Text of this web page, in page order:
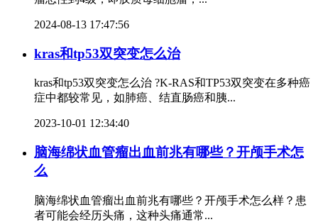
2024-08-13 17:47:56
kras和tp53双突变怎么治
kras和tp53双突变怎么治 ?K-RAS和TP53双突变在多种癌
症中都较常见，如肺癌、结直肠癌和胰...
2023-10-01 12:34:40
脑海绵状血管瘤出血前兆有哪些？开颅手术怎
么
脑海绵状血管瘤出血前兆有哪些？开颅手术怎么样？患
者可能会经历头痛，这种头痛通常...